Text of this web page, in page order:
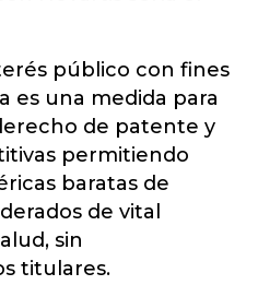
público con fines
es una medida para
de patente y
permitiendo
baratas de
de vital
sin
titulares.